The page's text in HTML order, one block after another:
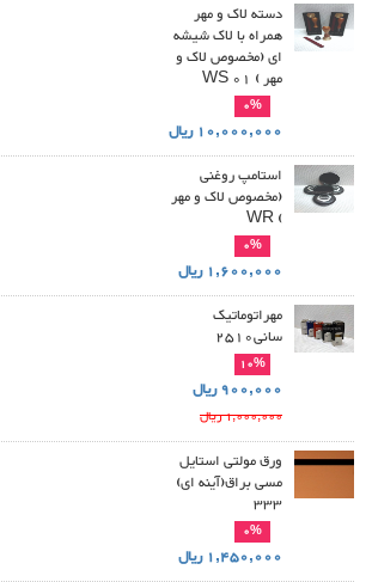
دسته لاک و مهر
همراه با لاک شیشه
ای (مخصوص لاک و
مهر ) WS 01
0%
10,000,000 ریال
استامپ روغنی
(مخصوص لاک و مهر
) WR
0%
1,600,000 ریال
مهراتوماتیک
سانی2510
10%
900,000 ریال
1,000,000 ریال
ورق مولتی استایل
مسی براق(آینه ای)
333
0%
1,450,000 ریال